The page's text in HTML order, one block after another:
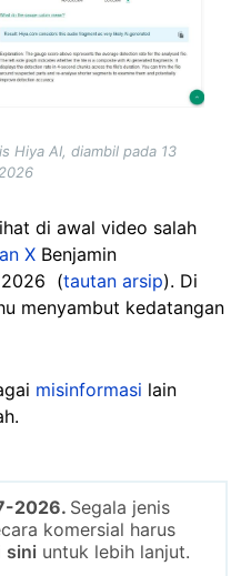
Hiya AI, diambil pada 13
di awal video salah
X Benjamin
2026 (tautan arsip). Di
menyambut kedatangan
misinformasi lain
2026. Segala jenis
komersial harus
sini untuk lebih lanjut.